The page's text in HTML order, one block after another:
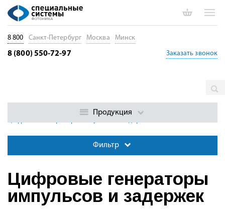
Электроника для фотоники и квантовых исследований
Фильтр
Цифровые генераторы
импульсов и задержек
8 800 Санкт-Петербург Москва Минск
8 (800) 550-72-97 Заказать звонок
Продукция